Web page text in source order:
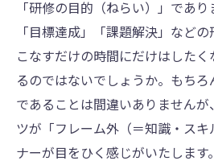
「研修の目的（ねらい）」であり
「目標達成」「課題解決」など
こなすだけの時間にだけはした
るのではないでしょうか。もち
であることは間違いありません
ツが「フレーム外（＝知識・ス
ナーが目をひく感じがいたします